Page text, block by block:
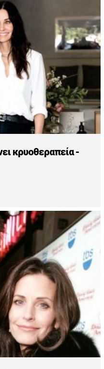
κρυοθεραπεία -